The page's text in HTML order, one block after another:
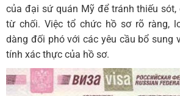
của đại sứ quán Mỹ để tránh thiếu
từ chối. Việc tổ chức hồ sơ rõ ràng,
dàng đối phó với các yêu cầu bổ sung
tính xác thực của hồ sơ.